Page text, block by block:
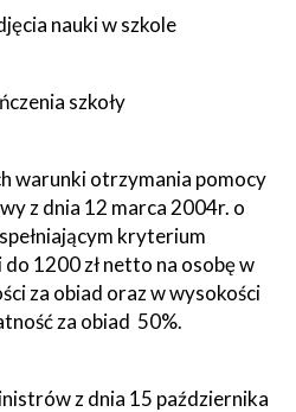
nauki w szkole
szkoły
warunki otrzymania pomocy
z dnia 12 marca 2004r. o
kryterium
1200 zł netto na osobę w
za obiad oraz w wysokości
za obiad 50%.
z dnia 15 października